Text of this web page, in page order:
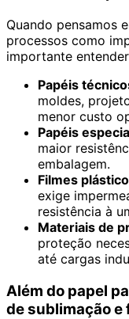
Quando pensamos
processos como
importante
Papéis
moldes,
menor custo
Papéis
maior
embalagem.
Filmes
exige
resistência à
Materiais de
proteção
até cargas
Além do papel
de sublimação